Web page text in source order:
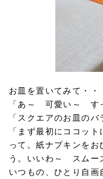
お皿を置いてみて・・
「あ～ 可愛い～ す
「スクエアのお皿のバ
「まず最初にココッ
って。紙ナプキンをお
う。いいわ～ スムー
いつもの、ひとり自